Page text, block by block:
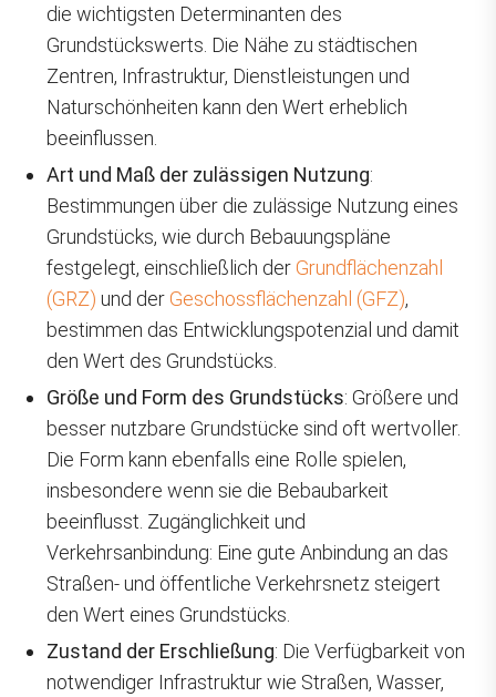
die wichtigsten Determinanten des
Grundstückswerts. Die Nähe zu städtischen
Zentren, Infrastruktur, Dienstleistungen und
Naturschönheiten kann den Wert erheblich
beeinflussen.
Art und Maß der zulässigen Nutzung:
Bestimmungen über die zulässige Nutzung eines
Grundstücks, wie durch Bebauungspläne
festgelegt, einschließlich der Grundflächenzahl
(GRZ) und der Geschossflächenzahl (GFZ),
bestimmen das Entwicklungspotenzial und damit
den Wert des Grundstücks.
Größe und Form des Grundstücks: Größere und
besser nutzbare Grundstücke sind oft wertvoller.
Die Form kann ebenfalls eine Rolle spielen,
insbesondere wenn sie die Bebaubarkeit
beeinflusst. Zugänglichkeit und
Verkehrsanbindung: Eine gute Anbindung an das
Straßen- und öffentliche Verkehrsnetz steigert
den Wert eines Grundstücks.
Zustand der Erschließung: Die Verfügbarkeit von
notwendiger Infrastruktur wie Straßen, Wasser,